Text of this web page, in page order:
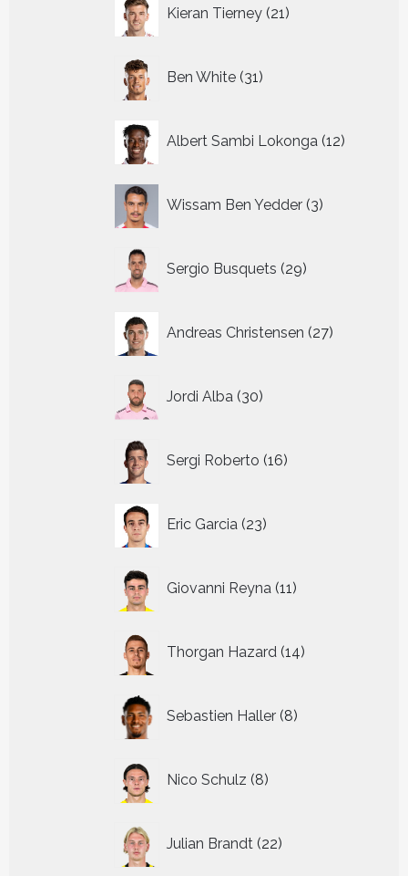
Kieran Tierney 21
producten
Ben White 31
producten
Albert Sambi Lokonga 12
Wissam Ben Yedder 3
producten
Sergio Busquets 29
producten
Andreas Christensen 27
producten
Jordi Alba 30
producten
Sergi Roberto 16
producten
Eric Garcia 23
producten
Giovanni Reyna 11
producten
Thorgan Hazard 14
producten
Sebastien Haller 8
producten
Nico Schulz 8
producten
Julian Brandt 22
producten